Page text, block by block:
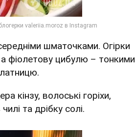
шматочками. Огірки
фіолетову цибулю – тонкими
кінзу, волоські горіхи,
та дрібку солі.